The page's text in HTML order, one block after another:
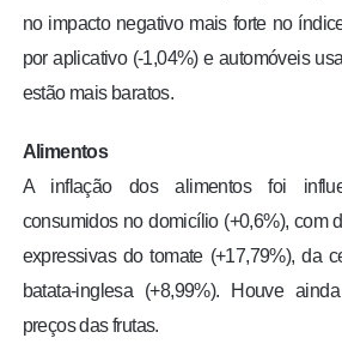
no impacto negativo mais forte no
por aplicativo (-1,04%) e automóveis
estão mais baratos.
Alimentos
A inflação dos alimentos foi
consumidos no domicílio (+0,6%), com
expressivas do tomate (+17,79%), da
batata-inglesa (+8,99%). Houve
preços das frutas.